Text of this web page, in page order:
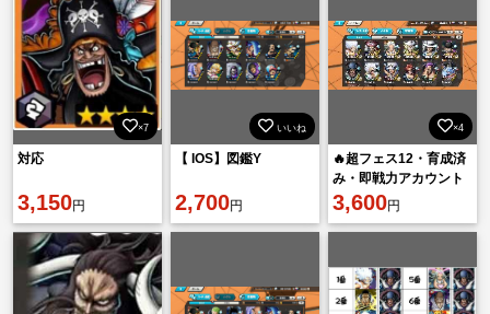
×7
対応
3,150円
いいね
【 IOS】図鑑Y
2,700円
×4
🔥超フェス12・育成済
み・即戦力アカウント
🔥引退垢／
3,600円